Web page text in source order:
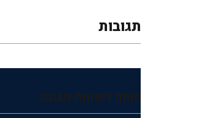
תגובות
הוסף רשומת תגובה